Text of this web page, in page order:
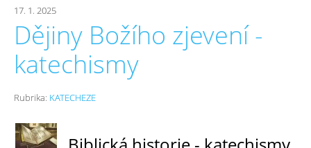
17. 1. 2025
Dějiny Božího zjevení -
katechismy
Rubrika: KATECHEZE